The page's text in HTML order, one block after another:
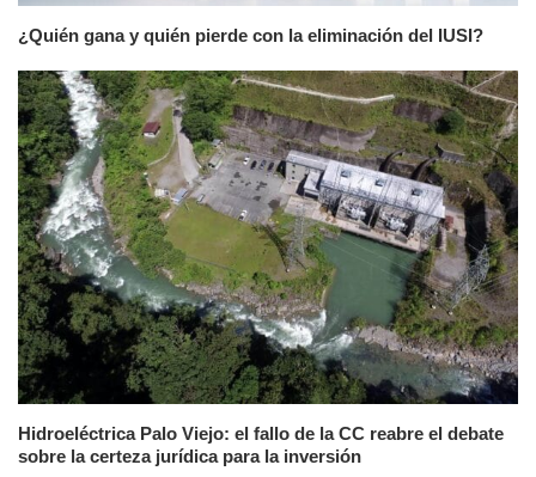
¿Quién gana y quién pierde con la eliminación del IUSI?
Hidroeléctrica Palo Viejo: el fallo de la CC reabre el debate
sobre la certeza jurídica para la inversión